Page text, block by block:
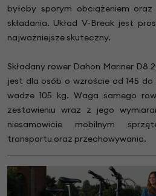
byłoby sporym obciążeniem
składania. Układ V-Break jest
najważniejsze skuteczny.
Składany rower Dahon Mariner D8
jest dla osób o wzroście od 145
wadze 105 kg. Waga samego
zestawieniu wraz z jego
niesamowicie mobilnym
transportu oraz przechowywania.